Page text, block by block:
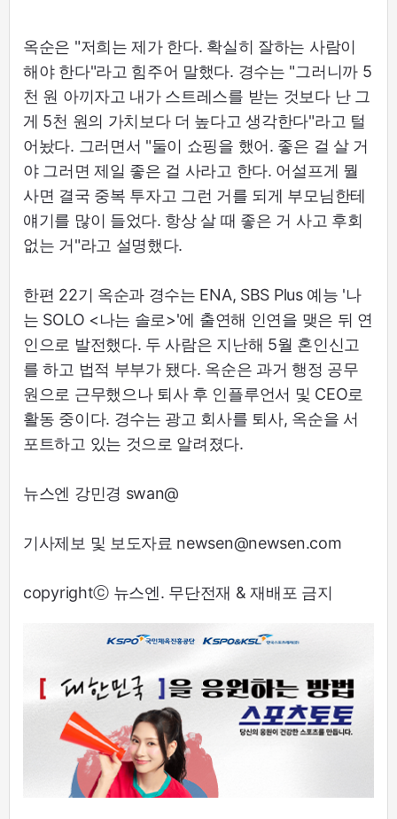
옥순은 "저희는 제가 한다. 확실히 잘하는 사람이
해야 한다"라고 힘주어 말했다. 경수는 "그러니까 5
천 원 아끼자고 내가 스트레스를 받는 것보다 난 그
게 5천 원의 가치보다 더 높다고 생각한다"라고 털
어놨다. 그러면서 "둘이 쇼핑을 했어. 좋은 걸 살 거
야 그러면 제일 좋은 걸 사라고 한다. 어설프게 뭘
사면 결국 중복 투자고 그런 거를 되게 부모님한테
얘기를 많이 들었다. 항상 살 때 좋은 거 사고 후회
없는 거"라고 설명했다.
한편 22기 옥순과 경수는 ENA, SBS Plus 예능 '나
는 SOLO <나는 솔로>'에 출연해 인연을 맺은 뒤 연
인으로 발전했다. 두 사람은 지난해 5월 혼인신고
를 하고 법적 부부가 됐다. 옥순은 과거 행정 공무
원으로 근무했으나 퇴사 후 인플루언서 및 CEO로
활동 중이다. 경수는 광고 회사를 퇴사, 옥순을 서
포트하고 있는 것으로 알려졌다.
뉴스엔 강민경 swan@
기사제보 및 보도자료 newsen@newsen.com
copyrightⓒ 뉴스엔. 무단전재 & 재배포 금지